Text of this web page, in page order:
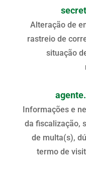
Alteração de
rastreio de
situação
Informações e
da fiscalização,
de multa(s),
termo de